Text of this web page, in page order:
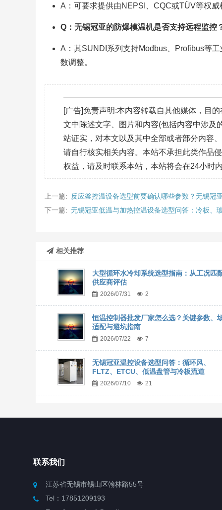
A：可要求提供由NEPSI、CQC或TÜV等权
Q：无锡冠亚的防爆模温机是否支持远程监控
A：其SUNDI系列支持Modbus、Profibus等
数调整。
[广告]免责声明:本内容转载自其他媒体，目
文中陈述文字、图片和内容(包括内容中涉及
站证实，对本文以及其中全部或者部分内容
请自行核实相关内容。本站不承担此类作品
权益，请及时联系本站，本站将会在24小时
上一篇:
反应釜控温设备选型前要确认哪些参数？无锡冠
下一篇: 无锡冠亚低温与加热控温设备选型问答：冷板、
相关推荐
大型循环水冷却系统选型指南：从工况匹
供应商评估
2026/07/31 2
恒温控制器批发厂家怎么选？关键参数、
适配与避坑指南
2026/07/22 7
无锡冠亚温控设备选型问答：循环风、
FLTZ、ETCU、低温盘管与冷板流道
2026/07/10 21
联系我们
江苏省无锡市锡山区翰林路55号
Tel：17851209193